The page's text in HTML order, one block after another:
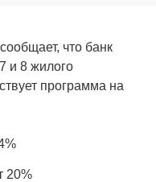
сообщает, что банк
и 8 жилого
программа на
20%